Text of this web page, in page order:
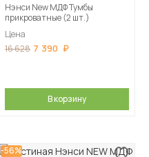
Нэнси New МДФ Тумбы
прикроватные (2 шт.)
Цена
16 628 7 390
В корзину
-56%